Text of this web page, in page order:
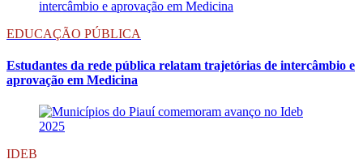
EDUCAÇÃO PÚBLICA
Estudantes da rede pública relatam trajetórias de intercâmbio e
aprovação em Medicina
IDEB